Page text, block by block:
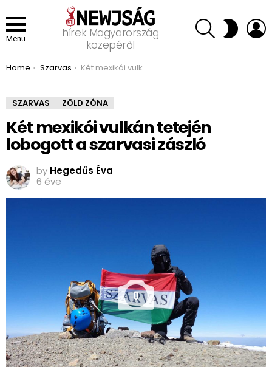
Menu
hírek Magyarország
közepéről
SEARCH SWITCH
SKIN
You are here:
Home Szarvas Két mexikói vulkán tetején lobogott a szarvasi zászló
SZARVAS ZÖLD ZÓNA
Két mexikói vulkán tetején
lobogott a szarvasi zászló
by Hegedűs Éva
6 éve
0